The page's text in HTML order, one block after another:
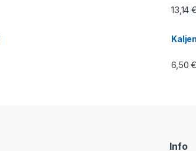
13,14€
6,50€
Info